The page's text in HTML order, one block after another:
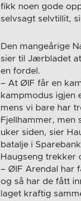
fikk noen gode
selvsagt selvtillit,
Den mangeårige
sier til Jærbladet
en fordel.
– At ØIF får en
kampmodus igjen
mens vi bare har
Fjellhammer,
uker siden, sier
batalje i
Haugseng trekker
– ØIF Arendal har
og så har de fått
laget kraftig